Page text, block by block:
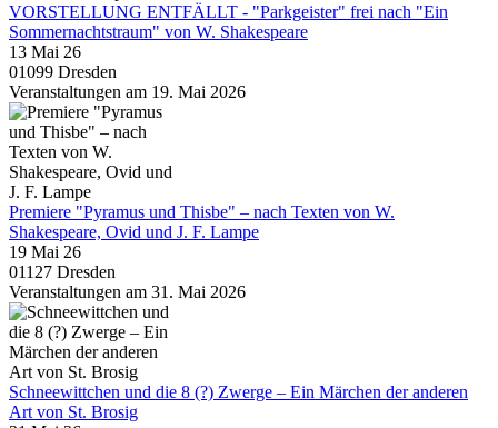
VORSTELLUNG ENTFÄLLT - "Parkgeister" frei nach "Ein
Sommernachtstraum" von W. Shakespeare
13 Mai 26
01099 Dresden
Veranstaltungen am 19. Mai 2026
Premiere "Pyramus und Thisbe" – nach Texten von W.
Shakespeare, Ovid und J. F. Lampe
19 Mai 26
01127 Dresden
Veranstaltungen am 31. Mai 2026
Schneewittchen und die 8 (?) Zwerge – Ein Märchen der anderen
Art von St. Brosig